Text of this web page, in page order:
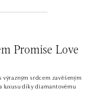
Promise Love
srdcem zavěšeným
luxusu díky diamantovému